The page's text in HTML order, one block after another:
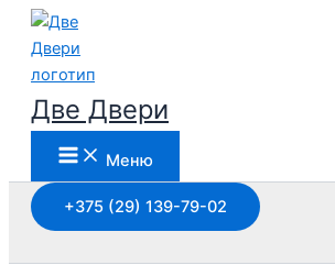
Перейти
содержимому
Две Двери
Меню
+375 (29) 139-79-02